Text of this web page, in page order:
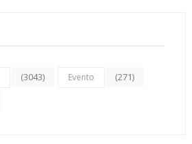
(3043) Evento (271)